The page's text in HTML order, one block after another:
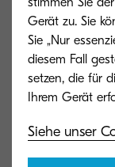
Gerät zu. Sie
Sie „Nur
diesem Fall
setzen, die für
Siehe unser